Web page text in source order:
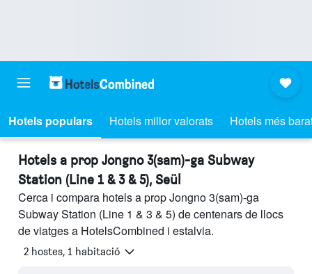
Hotels populars Hotels millor valorats Hotels més
Hotels a prop Jongno 3(sam)-ga Subway
Station (Line 1 & 3 & 5), Seül
Cerca i compara hotels a prop Jongno 3(sam)-ga
Subway Station (Line 1 & 3 & 5) de centenars de llocs
de viatges a HotelsCombined i estalvia.
2 hostes, 1 habitació